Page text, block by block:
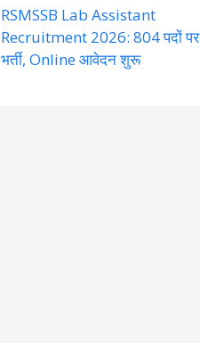
RSMSSB Lab Assistant
Recruitment 2026: 804 पदों पर
भर्ती, Online आवेदन शुरू